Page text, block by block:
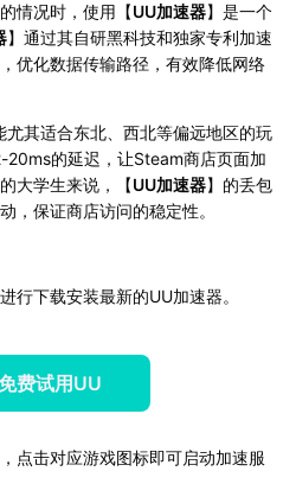
情况时，使用【UU加速器】是一个
】通过其自研黑科技和独家专利加速
优化数据传输路径，有效降低网络
尤其适合东北、西北等偏远地区的玩
20ms的延迟，让Steam商店页面加
大学生来说，【UU加速器】的丢包
，保证商店访问的稳定性。
行下载安装最新的UU加速器。
费试用UU
点击对应游戏图标即可启动加速服